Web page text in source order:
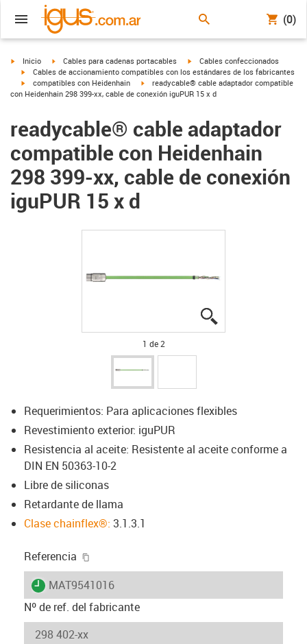
(0)
igus-icon-arrow-right
Inicio igus-icon-arrow-right
Cables para cadenas portacables igus-icon-arrow-right
Cables confeccionados
igus-icon-arrow-right
Cables de accionamiento compatibles con los estándares de los fabricantes
igus-icon-arrow-right
compatibles con Heidenhain igus-icon-arrow-right
readycable® cable adaptador compatible
con Heidenhain 298 399-xx, cable de conexión iguPUR 15 x d
readycable® cable adaptador
compatible con Heidenhain
298 399-xx, cable de conexión
iguPUR 15 x d
1 de 2
Requerimientos: Para aplicaciones flexibles
Revestimiento exterior: iguPUR
Resistencia al aceite: Resistente al aceite conforme a
DIN EN 50363-10-2
Libre de siliconas
Retardante de llama
Clase chainflex®: 3.1.3.1
Referencia
igus-icon-lieferzeit
MAT9541016
Nº de ref. del fabricante